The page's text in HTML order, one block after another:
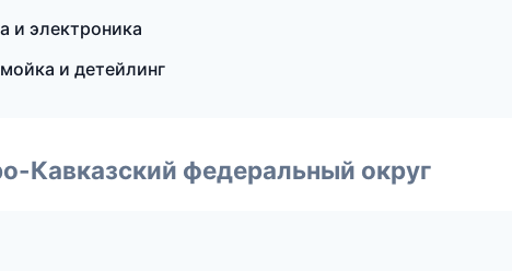
и электроника
и детейлинг
Кавказский федеральный округ